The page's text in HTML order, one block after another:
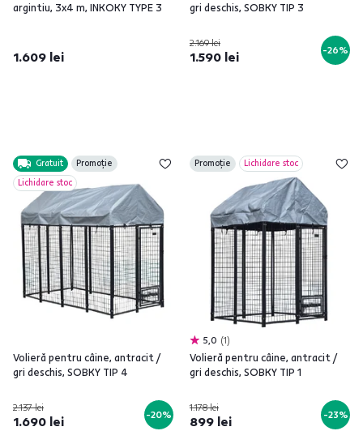
argintiu, 3x4 m, INKOKY TYPE 3
1.609 lei
gri deschis, SOBKY TIP 3
2.169 lei
1.590 lei -26%
Gratuit
Promoție
Lichidare stoc
Volieră pentru câine, antracit /
gri deschis, SOBKY TIP 4
2.137 lei
1.690 lei -20%
Promoție Lichidare stoc
5,0 1
Volieră pentru câine, antracit /
gri deschis, SOBKY TIP 1
1.178 lei
899 lei -23%